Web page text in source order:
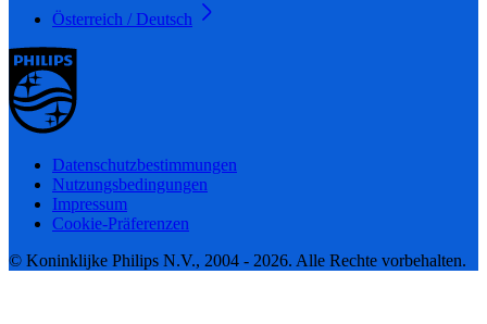
Österreich / Deutsch
Datenschutzbestimmungen
Nutzungsbedingungen
Impressum
Cookie-Präferenzen
© Koninklijke Philips N.V., 2004 - 2026. Alle Rechte vorbehalten.